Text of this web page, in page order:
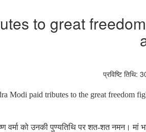
to great
प्रविष्टि
Modi paid tributes to the great freedom
वर्मा को उनकी पुण्यतिथि पर शत-शत नमन। मां